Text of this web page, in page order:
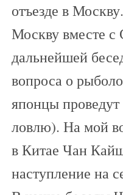
отъезде в
Москву вместе с
дальнейшей
вопроса о
японцы
ловлю). На мой
в Китае Чан
наступление на